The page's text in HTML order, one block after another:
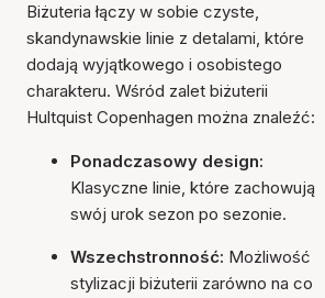
Biżuteria łączy w sobie czyste,
skandynawskie linie z detalami, które
dodają wyjątkowego i osobistego
charakteru. Wśród zalet biżuterii
Hultquist Copenhagen można znaleźć:
Ponadczasowy design:
Klasyczne linie, które zachowują
swój urok sezon po sezonie.
Wszechstronność: Możliwość
stylizacji biżuterii zarówno na co